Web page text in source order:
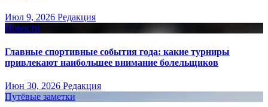
Июл 9, 2026 Редакция
Новости
Главные спортивные события года: какие турниры
привлекают наибольшее внимание болельщиков
Июн 30, 2026 Редакция
Путёвые заметки